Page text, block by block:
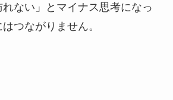
れない」とマイナス思考になっ
つながりません。